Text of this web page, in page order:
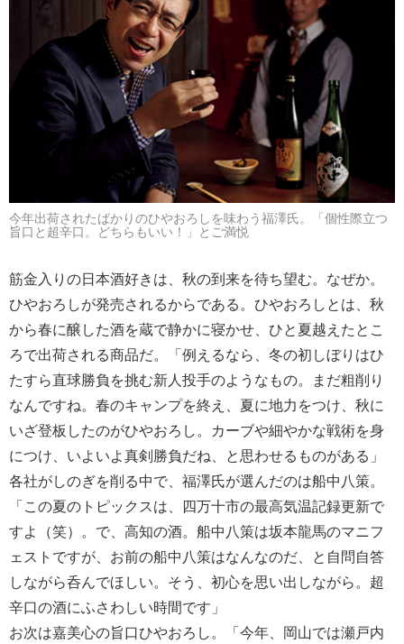
今年出荷されたばかりのひやおろしを味わう福澤氏。「個性際立つ
旨口と超辛口。どちらもいい！」とご満悦
筋金入りの日本酒好きは、秋の到来を待ち望む。なぜか。
ひやおろしが発売されるからである。ひやおろしとは、秋
から春に醸した酒を蔵で静かに寝かせ、ひと夏越えたとこ
ろで出荷される商品だ。「例えるなら、冬の初しぼりはひ
たすら直球勝負を挑む新人投手のようなもの。まだ粗削り
なんですね。春のキャンプを終え、夏に地力をつけ、秋に
いざ登板したのがひやおろし。カーブや細やかな戦術を身
につけ、いよいよ真剣勝負だね、と思わせるものがある」
各社がしのぎを削る中で、福澤氏が選んだのは船中八策。
「この夏のトピックスは、四万十市の最高気温記録更新で
すよ（笑）。で、高知の酒。船中八策は坂本龍馬のマニフ
ェストですが、お前の船中八策はなんなのだ、と自問自答
しながら呑んでほしい。そう、初心を思い出しながら。超
辛口の酒にふさわしい時間です」
お次は嘉美心の旨口ひやおろし。「今年、岡山では瀬戸内